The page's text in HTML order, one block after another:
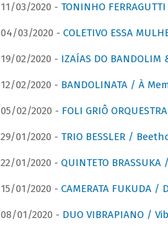
11/03/2020 - TONINHO
04/03/2020 - COLETIVO ESSA
19/02/2020 - IZAÍAS DO BANDOLIM
12/02/2020 - BANDOLINATA / À
05/02/2020 - FOLI GRIÔ
29/01/2020 - TRIO BESSLER /
22/01/2020 - QUINTETO
15/01/2020 - CAMERATA FUKUDA
08/01/2020 - DUO VIBRAPIANO /